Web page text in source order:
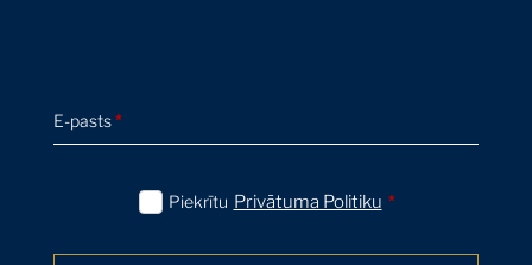
E-pasts*
Piekrītu Privātuma Politiku *